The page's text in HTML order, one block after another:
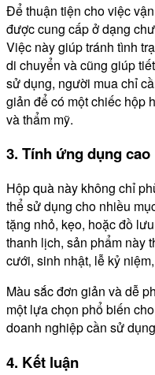
Để thuận tiện cho việc
được cung cấp ở dạng
Việc này giúp tránh tình
di chuyển và cũng giúp
sử dụng, người mua chỉ
giản để có một chiếc hộp
và thẩm mỹ.
3. Tính ứng dụng cao
Hộp quà này không chỉ
thể sử dụng cho nhiều
tặng nhỏ, kẹo, hoặc đồ
thanh lịch, sản phẩm này
cưới, sinh nhật, lễ kỷ
Màu sắc đơn giản và dễ
một lựa chọn phổ biến
doanh nghiệp cần sử
4. Kết luận